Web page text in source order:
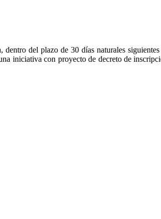
del plazo de 30 días naturales
iniciativa con proyecto de decreto de